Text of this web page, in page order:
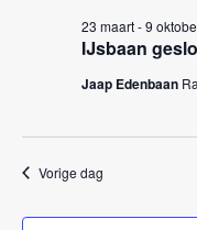
IJsbaan
23 maart-9
Jaap Edenbaan
Vorige dag